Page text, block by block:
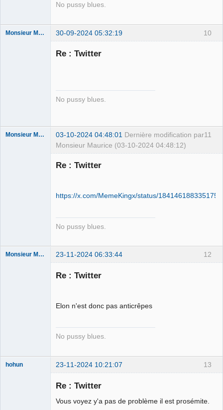
No pussy blues.
10
Monsieur Maurice 30-09-2024 05:32:19
Re : Twitter
No pussy blues.
11
Monsieur Maurice 03-10-2024 04:48:01 Dernière modification par
Monsieur Maurice (03-10-2024 04:48:12)
Re : Twitter
https://x.com/MemeKingx/status/
No pussy blues.
12
Monsieur Maurice 23-11-2024 06:33:44
Re : Twitter
Elon n'est donc pas anticrêpes
No pussy blues.
13
hohun 23-11-2024 10:21:07
Re : Twitter
Vous voyez y'a pas de problème il est prosémite.